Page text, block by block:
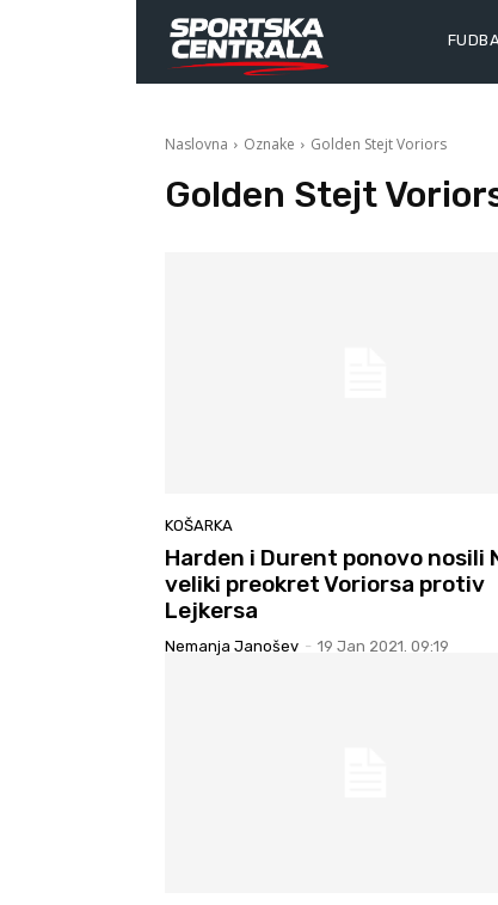
Naslovna Oznake Golden Stejt Voriors
Golden Stejt
KOŠARKA
Harden i Durent ponovo nosili
veliki preokret Voriorsa protiv
Lejkersa
Nemanja Janošev - 19 Jan 2021. 09:19